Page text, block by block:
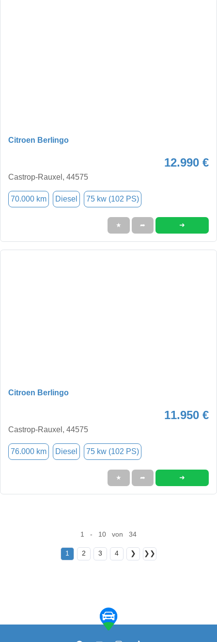
Citroen Berlingo
12.990 €
Castrop-Rauxel, 44575
70.000 km Diesel 75 kw (102 PS)
★ ➦ ➜
Citroen Berlingo
11.950 €
Castrop-Rauxel, 44575
76.000 km Diesel 75 kw (102 PS)
★ ➦ ➜
1 - 10 von 34
1 2 3 4 ❯ ❯❯